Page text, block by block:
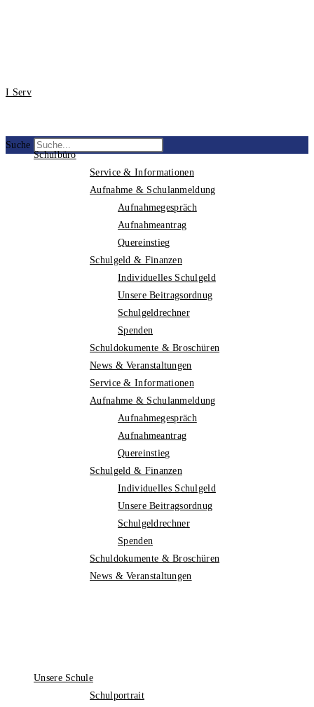
Suche
I Serv
Schulbüro
Service & Informationen
Aufnahme & Schulanmeldung
Aufnahmegespräch
Aufnahmeantrag
Quereinstieg
Schulgeld & Finanzen
Individuelles Schulgeld
Unsere Beitragsordnug
Schulgeldrechner
Spenden
Schuldokumente & Broschüren
News & Veranstaltungen
Service & Informationen
Aufnahme & Schulanmeldung
Aufnahmegespräch
Aufnahmeantrag
Quereinstieg
Schulgeld & Finanzen
Individuelles Schulgeld
Unsere Beitragsordnug
Schulgeldrechner
Spenden
Schuldokumente & Broschüren
News & Veranstaltungen
Unsere Schule
Schulportrait